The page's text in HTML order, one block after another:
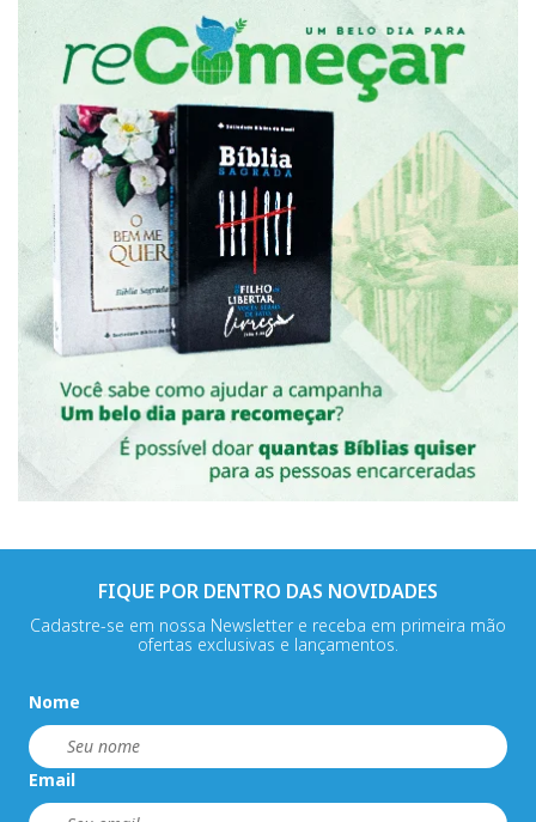
FIQUE POR DENTRO DAS NOVIDADES
Cadastre-se em nossa Newsletter e receba em primeira mão
ofertas exclusivas e lançamentos.
Nome
Email